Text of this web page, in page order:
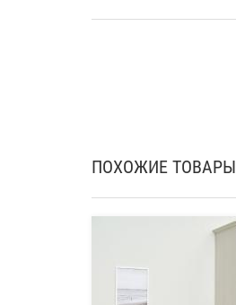
ПОХОЖИЕ ТОВАРЫ